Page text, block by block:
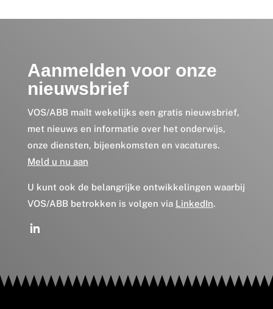
Aanmelden voor onze
nieuwsbrief
VOS/ABB mailt wekelijks een gratis nieuwsbrief,
met nieuws en informatie over het onderwijs,
onze diensten, bijeenkomsten en vacatures.
Meld u nu aan
U kunt ook de belangrijke ontwikkelingen waarbij
VOS/ABB betrokken is volgen via LinkedIn.